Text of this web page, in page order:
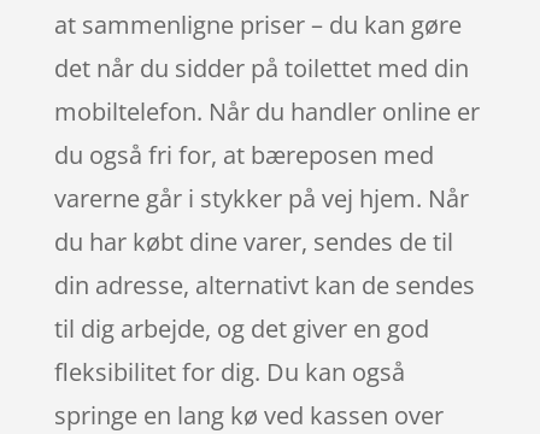
at sammenligne priser – du kan gøre
det når du sidder på toilettet med din
mobiltelefon. Når du handler online er
du også fri for, at bæreposen med
varerne går i stykker på vej hjem. Når
du har købt dine varer, sendes de til
din adresse, alternativt kan de sendes
til dig arbejde, og det giver en god
fleksibilitet for dig. Du kan også
springe en lang kø ved kassen over